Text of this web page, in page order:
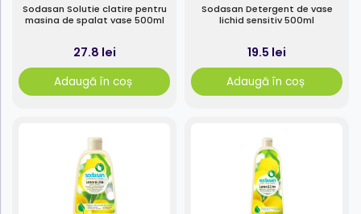
Sodasan Solutie clatire pentru
masina de spalat vase 500ml
27.8 lei
Adaugă în coș
Sodasan Detergent de vase
lichid sensitiv 500ml
19.5 lei
Adaugă în coș